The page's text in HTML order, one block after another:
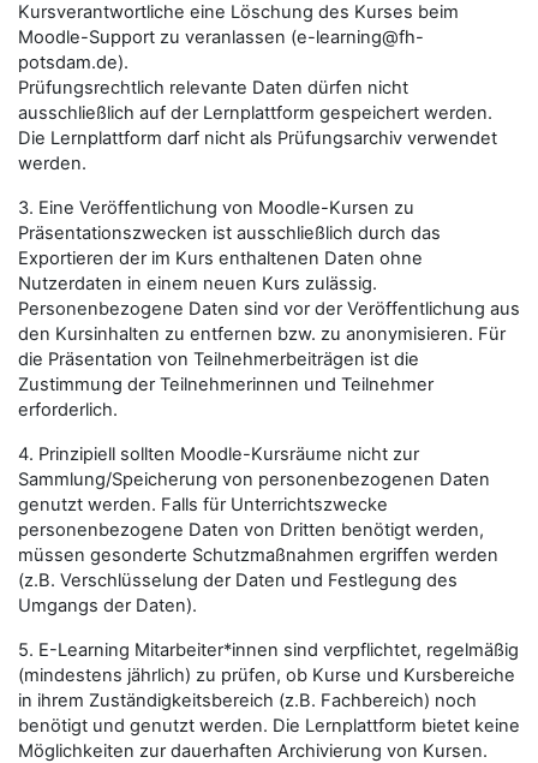
Kursverantwortliche eine Löschung des Kurses beim
Moodle-Support zu veranlassen (e-learning@fh-
potsdam.de).
Prüfungsrechtlich relevante Daten dürfen nicht
ausschließlich auf der Lernplattform gespeichert werden.
Die Lernplattform darf nicht als Prüfungsarchiv verwendet
werden.
3. Eine Veröffentlichung von Moodle-Kursen zu
Präsentationszwecken ist ausschließlich durch das
Exportieren der im Kurs enthaltenen Daten ohne
Nutzerdaten in einem neuen Kurs zulässig.
Personenbezogene Daten sind vor der Veröffentlichung aus
den Kursinhalten zu entfernen bzw. zu anonymisieren. Für
die Präsentation von Teilnehmerbeiträgen ist die
Zustimmung der Teilnehmerinnen und Teilnehmer
erforderlich.
4. Prinzipiell sollten Moodle-Kursräume nicht zur
Sammlung/Speicherung von personenbezogenen Daten
genutzt werden. Falls für Unterrichtszwecke
personenbezogene Daten von Dritten benötigt werden,
müssen gesonderte Schutzmaßnahmen ergriffen werden
(z.B. Verschlüsselung der Daten und Festlegung des
Umgangs der Daten).
5. E-Learning Mitarbeiter*innen sind verpflichtet, regelmäßig
(mindestens jährlich) zu prüfen, ob Kurse und Kursbereiche
in ihrem Zuständigkeitsbereich (z.B. Fachbereich) noch
benötigt und genutzt werden. Die Lernplattform bietet keine
Möglichkeiten zur dauerhaften Archivierung von Kursen.